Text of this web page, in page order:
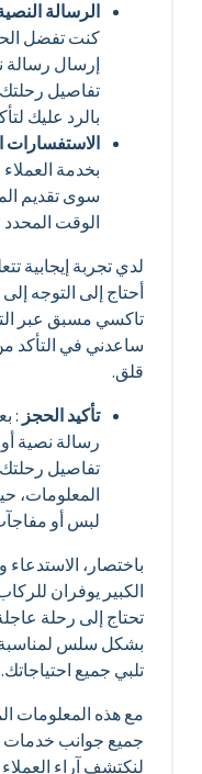
الرسالة النصية
كنت تفضل
إرسال رسالة
تفاصيل
بالرد عليك
الاستفسارات
بخدمة
سوى تقديم
الوقت المحدد
لدي تجربة إيجابية
أحتاج إلى التوجه
تاكسي مسبق عبر
ساعدني في التأكد
قلق.
تأكيد الحجز:
رسالة نصية أو
تفاصيل رحلتك.
المعلومات،
لبس أو
باختصار،
الكبير يوفران
تحتاج إلى رحلة
بشكل سلس لمناسبة
تلبي جميع احتياجاتك.
مع هذه المعلومات
جميع جوانب خدمات
لنكتشف آراء